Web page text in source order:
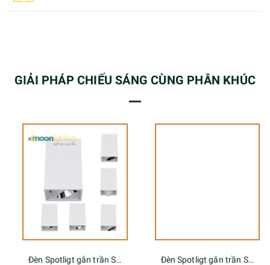
GIẢI PHÁP CHIẾU SÁNG CÙNG PHÂN KHÚC
Đèn Spotligt gắn trần Stella Series Đèn Spotligt gắn trần Stella Series